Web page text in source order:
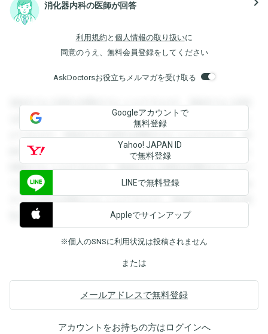
消化器内科の医師が回答
利用規約 と 個人情報の取り扱いに
同意のうえ、無料会員登録をしてください
AskDoctorsお役立ちメルマガを受け取る
登録すると回答を閲覧することができます。登録すると回答
を閲覧することができます。登録すると回答を閲覧すること
ができます。登録すると回答を閲覧することができます。登
録すると回答を閲覧することができます。登録すると回答を
閲覧することができます。登録すると回答を閲覧することが
できます。登録すると回答を閲覧することができます。登録
すると回答を閲覧することができます。登録すると回答を閲
覧することができます。
Googleアカウントで
無料登録
Yahoo! JAPAN ID
で無料登録
LINEで無料登録
Appleでサインアップ
※個人のSNSに利用状況は投稿されません
または
メールアドレスで無料登録
アカウントをお持ちの方はログインへ